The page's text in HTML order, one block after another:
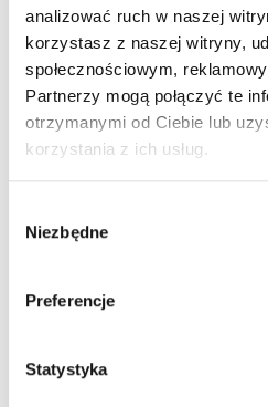
analizować ruch w naszej
korzystasz z naszej witryny,
społecznościowym,
Partnerzy mogą połączyć te
otrzymanymi od Ciebie lub
korzystania z ich usług.
zgody
Niezbędne
Preferencje
Statystyka